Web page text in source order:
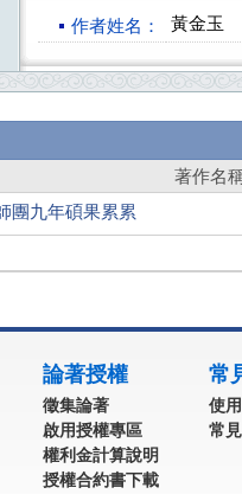
作者姓名： 黃金玉
著作名
團九年碩果累累
論著授權
徵集論著
啟用授權專區
權利金計算說明
授權合約書下載
常
使
常